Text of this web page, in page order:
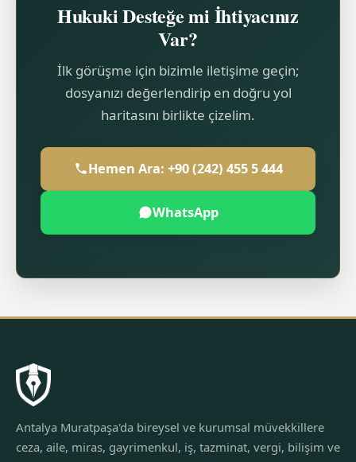
Hukuki Desteğe mi İhtiyacınız
Var?
İlk görüşme için bizimle iletişime geçin;
dosyanızı değerlendirip en doğru yol
haritasını birlikte çizelim.
Hemen Ara: +90 (242) 455 5 444
WhatsApp
Antalya Muratpaşa'da bireysel ve kurumsal müvekkillere
ceza, aile, miras, gayrimenkul, iş, tazminat, vergi, bilişim ve